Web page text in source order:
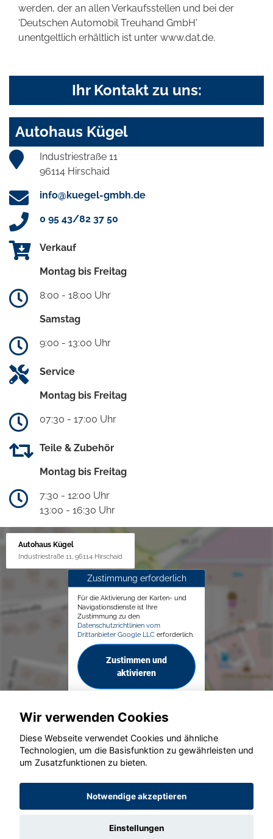
werden, der an allen Verkaufsstellen und bei der
'Deutschen Automobil Treuhand GmbH'
unentgeltlich erhältlich ist unter www.dat.de.
Ihr Kontakt zu uns:
Autohaus Kügel
Industriestraße 11
96114 Hirschaid
info@kuegel-gmbh.de
0 95 43/82 37 50
Verkauf
Montag bis Freitag
8:00 - 18:00 Uhr
Samstag
9:00 - 13:00 Uhr
Service
Montag bis Freitag
07:30 - 17:00 Uhr
Teile & Zubehör
Montag bis Freitag
7:30 - 12:00 Uhr
13:00 - 16:30 Uhr
Autohaus Kügel
Industriestraße 11, 96114 Hirschaid
Zustimmung erforderlich
Für die Aktivierung der Karten- und
Navigationsdienste ist Ihre
Zustimmung zu den
Datenschutzrichtlinien vom
Drittanbieter Google LLC erforderlich.
Zustimmen und
aktivieren
© konjunkturmotor.de GmbH 2020 - 2026
Wir verwenden Cookies
Diese Webseite verwendet Cookies und ähnliche
Technologien, um die Basisfunktion zu gewährleisten und
um Zusatzfunktionen zu bieten.
Notwendige akzeptieren
Einstellungen